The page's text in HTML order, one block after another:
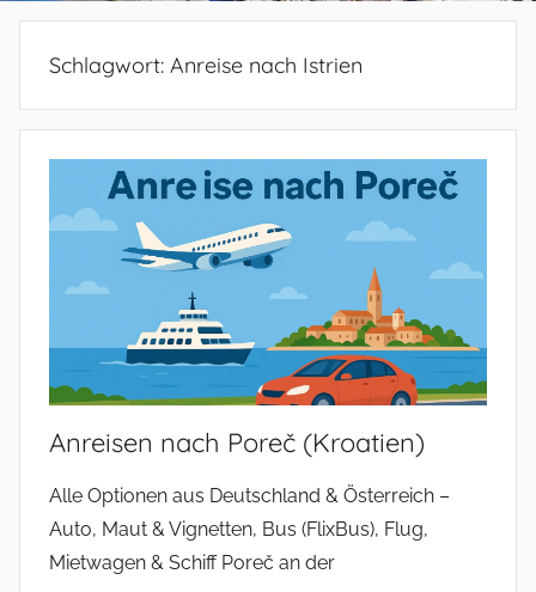
Schlagwort: Anreise nach Istrien
Anreisen nach Poreč (Kroatien)
Alle Optionen aus Deutschland & Österreich –
Auto, Maut & Vignetten, Bus (FlixBus), Flug,
Mietwagen & Schiff Poreč an der